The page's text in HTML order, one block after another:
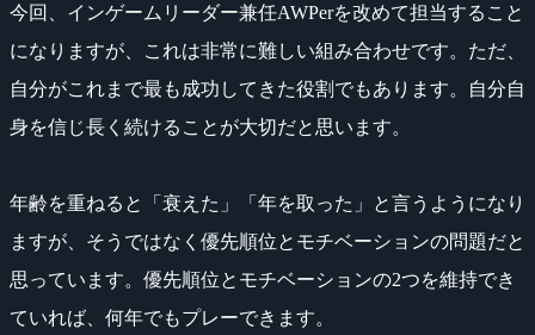
今回、インゲームリーダー兼任AWPerを改めて担当すること
になりますが、これは非常に難しい組み合わせです。ただ、
自分がこれまで最も成功してきた役割でもあります。自分自
身を信じ長く続けることが大切だと思います。
年齢を重ねると「衰えた」「年を取った」と言うようになり
ますが、そうではなく優先順位とモチベーションの問題だと
思っています。優先順位とモチベーションの2つを維持でき
ていれば、何年でもプレーできます。